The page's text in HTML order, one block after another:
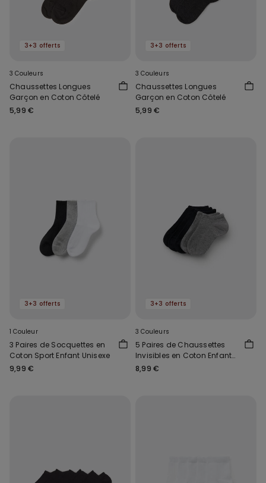
3+3 offerts
3 Couleurs
Chaussettes Longues
Garçon en Coton Côtelé
5,99 €
3+3 offerts
3 Couleurs
Chaussettes Longues
Garçon en Coton Côtelé
5,99 €
3+3 offerts
1 Couleur
3 Paires de Socquettes en
Coton Sport Enfant Unisexe
9,99 €
3+3 offerts
3 Couleurs
5 Paires de Chaussettes
Invisibles en Coton Enfant
Mixte
8,99 €